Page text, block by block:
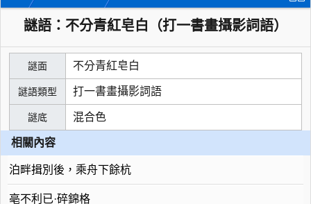
謎語：不分青紅皂白（打一書畫攝影詞語）
謎面 不分青紅皂白
謎語類型 打一書畫攝影詞語
謎底 混合色
相關內容
泊畔揖別後，乘舟下餘杭
亳不利已·碎錦格